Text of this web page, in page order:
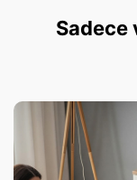
Sadece